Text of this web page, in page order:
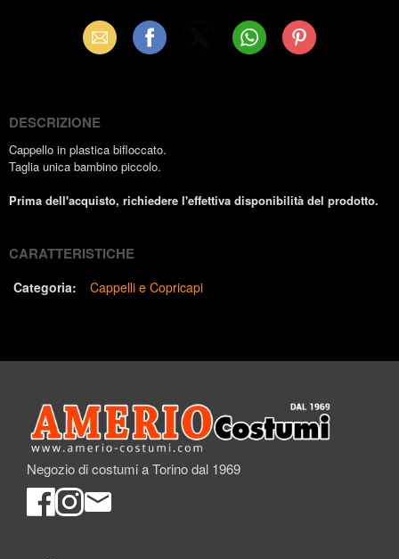
Email Facebook WhatsAppPinterest
DESCRIZIONE
Cappello in plastica bifloccato.
Taglia unica bambino piccolo.
Prima dell'acquisto, richiedere l'effettiva disponibilità del prodotto.
CARATTERISTICHE
Categoria: Cappelli e Copricapi
Negozio di costumi a Torino dal 1969